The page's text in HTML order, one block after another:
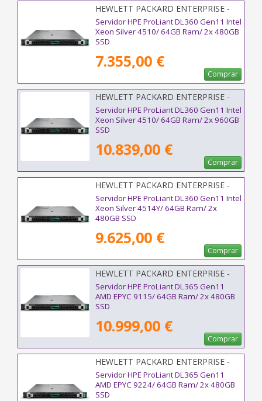
HEWLETT PACKARD ENTERPRISE -
P83119-425
Servidor HPE ProLiant DL360 Gen11 Intel
Xeon Silver 4510/ 64GB Ram/ 2x 480GB
SSD
7.355,00 €
Comprar
HEWLETT PACKARD ENTERPRISE -
P81782-425
Servidor HPE ProLiant DL360 Gen11 Intel
Xeon Silver 4510/ 64GB Ram/ 2x 960GB
SSD
10.839,00 €
Comprar
HEWLETT PACKARD ENTERPRISE -
P77237-425
Servidor HPE ProLiant DL360 Gen11 Intel
Xeon Silver 4514Y/ 64GB Ram/ 2x
480GB SSD
9.625,00 €
Comprar
HEWLETT PACKARD ENTERPRISE -
P81840-425
Servidor HPE ProLiant DL365 Gen11
AMD EPYC 9115/ 64GB Ram/ 2x 480GB
SSD
10.999,00 €
Comprar
HEWLETT PACKARD ENTERPRISE -
P78091-425
Servidor HPE ProLiant DL365 Gen11
AMD EPYC 9224/ 64GB Ram/ 2x 480GB
SSD